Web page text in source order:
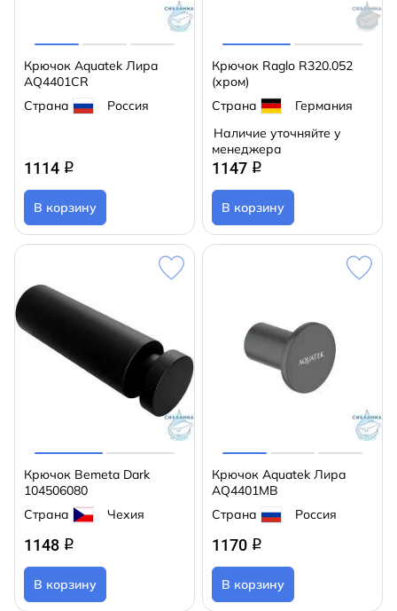
Крючок Aquatek Лира
AQ4401CR
Страна
Россия
1114 q
В корзину
Крючок Raglo R320.052
(хром)
Страна
Германия
Наличие уточняйте у
менеджера
1147 q
В корзину
Крючок Bemeta Dark
104506080
Страна
Чехия
1148 q
В корзину
Крючок Aquatek Лира
AQ4401MB
Страна
Россия
1170 q
В корзину